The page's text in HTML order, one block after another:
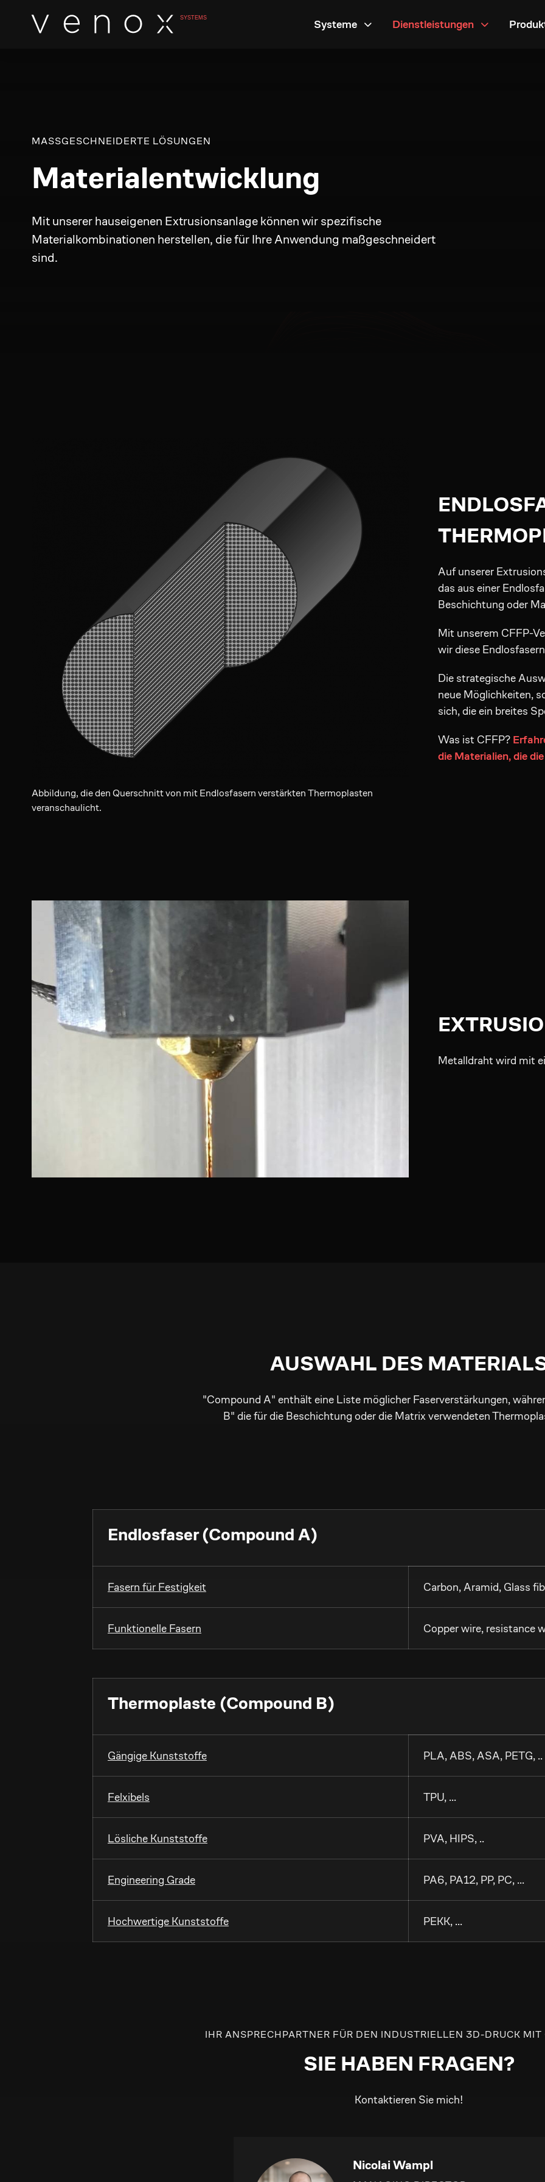
Systeme Dienstleistungen
MASSGESCHNEIDERTE LÖSUNGEN
Materialentwicklung
Mit unserer hauseigenen Extrusionsanlage können wir spezifische
Materialkombinationen herstellen, die für Ihre Anwendung maßgeschneidert
sind.
Abbildung, die den Querschnitt von mit Endlosfasern verstärkten Thermoplasten
veranschaulicht.
Auf unserer
das aus einer
Beschichtung oder
Mit unserem CFFP-
wir diese
Die strategische
neue Möglichkeiten,
sich, die ein breites
Was ist CFFP?
die Materialien, die
Metalldraht wird mit
AUSWAHL DES
"Compound A" enthält eine Liste möglicher Faserverstärkungen,
B" die für die Beschichtung oder die Matrix verwendeten
Endlosfaser (Compound A)
Fasern für Festigkeit Carbon, Aramid, Glass
Funktionelle Fasern Copper wire, resistance
Thermoplaste (Compound B)
Gängige Kunststoffe PLA, ABS, ASA, PETG, ..
Felxibels TPU, ...
Lösliche Kunststoffe PVA, HIPS, ..
Engineering Grade PA6, PA12, PP, PC, ...
Hochwertige Kunststoffe PEKK, ...
IHR ANSPRECHPARTNER FÜR DEN INDUSTRIELLEN 3D-DRUCK
SIE HABEN FRAGEN?
Kontaktieren Sie mich!
Nicolai Wampl